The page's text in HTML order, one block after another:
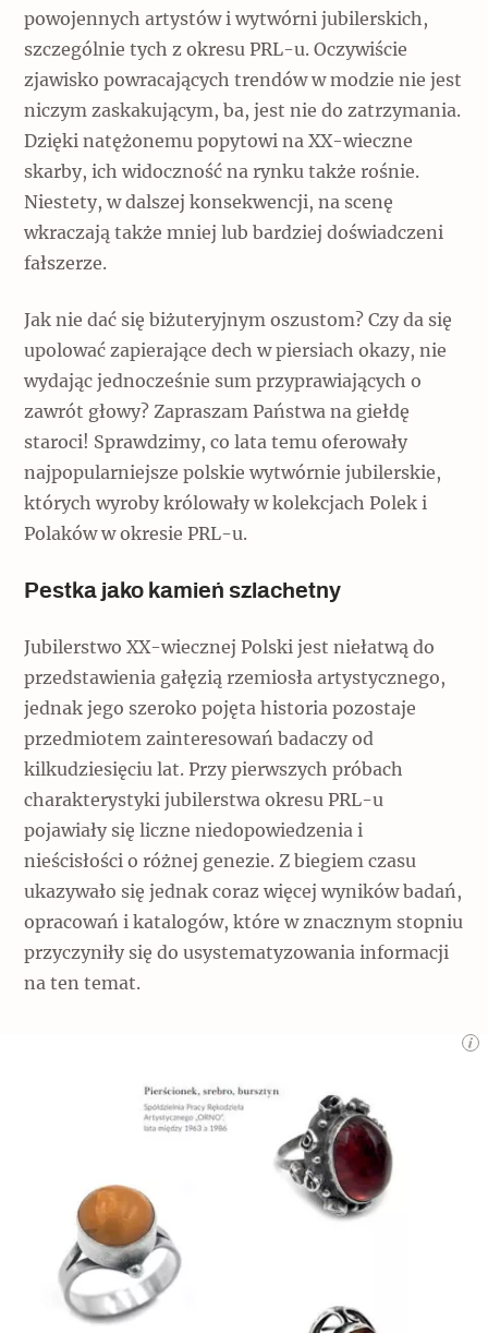
powojennych artystów i wytwórni jubilerskich,
szczególnie tych z okresu PRL-u. Oczywiście
zjawisko powracających trendów w modzie nie jest
niczym zaskakującym, ba, jest nie do zatrzymania.
Dzięki natężonemu popytowi na XX-wieczne
skarby, ich widoczność na rynku także rośnie.
Niestety, w dalszej konsekwencji, na scenę
wkraczają także mniej lub bardziej doświadczeni
fałszerze.
Jak nie dać się biżuteryjnym oszustom? Czy da się
upolować zapierające dech w piersiach okazy, nie
wydając jednocześnie sum przyprawiających o
zawrót głowy? Zapraszam Państwa na giełdę
staroci! Sprawdzimy, co lata temu oferowały
najpopularniejsze polskie wytwórnie jubilerskie,
których wyroby królowały w kolekcjach Polek i
Polaków w okresie PRL-u.
Pestka jako kamień szlachetny
Jubilerstwo XX-wiecznej Polski jest niełatwą do
przedstawienia gałęzią rzemiosła artystycznego,
jednak jego szeroko pojęta historia pozostaje
przedmiotem zainteresowań badaczy od
kilkudziesięciu lat. Przy pierwszych próbach
charakterystyki jubilerstwa okresu PRL-u
pojawiały się liczne niedopowiedzenia i
nieścisłości o różnej genezie. Z biegiem czasu
ukazywało się jednak coraz więcej wyników badań,
opracowań i katalogów, które w znacznym stopniu
przyczyniły się do usystematyzowania informacji
na ten temat.